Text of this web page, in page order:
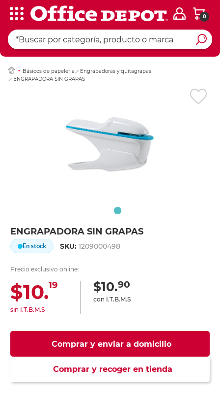
0
Básicos de papeleria
Engrapadoras y quitagrapas
ENGRAPADORA SIN GRAPAS
ENGRAPADORA SIN GRAPAS
En stock SKU:1209000498
Precio exclusivo online:
$10.19
sin I.T.B.M.S
$10.90
con I.T.B.M.S
Comprar y enviar a domicilio
Comprar y recoger en tienda
Ingresar Codigo